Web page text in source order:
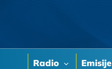
Radio Emisije